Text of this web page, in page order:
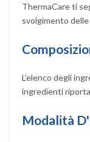
ThermaCare ti
svolgimento
L’elenco degli
ingredienti
Modalità